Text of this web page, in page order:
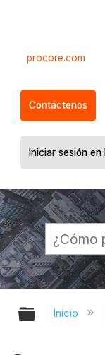
procore.com
Contáctenos
Iniciar sesión
Inicio